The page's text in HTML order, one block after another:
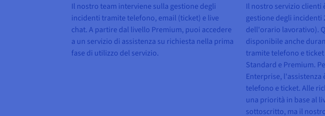
Il nostro team interviene sulla gestione degli
incidenti tramite telefono, email (ticket) e live
chat. A partire dal livello Premium, puoi accedere
a un servizio di assistenza su richiesta nella prima
fase di utilizzo del servizio.
Il nostro servizio clienti
gestione degli incidenti
dell'orario lavorativo).
disponibile anche
tramite telefono e
Standard e Premium.
Enterprise, l'assistenza
telefono e ticket. Alle
una priorità in base al
sottoscritto, ma il